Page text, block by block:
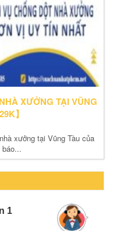
XƯỞNG TẠI VŨNG
】
xưởng tại Vũng Tàu của
1